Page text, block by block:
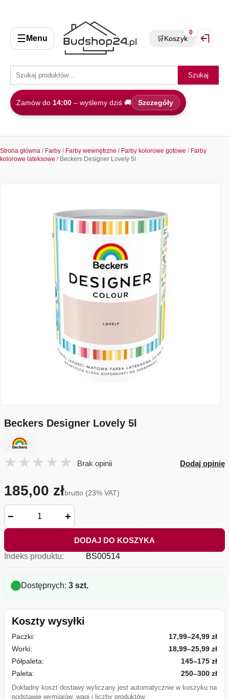
☰ Menu
Szukaj
Zamów do 14:00 – wyślemy dziś 🚚 Szczegóły
🛒Koszyk
0
Strona główna / Farby / Farby wewnętrzne / Farby kolorowe gotowe / Farby
kolorowe lateksowe / Beckers Designer Lovely 5l
Beckers Designer Lovely 5l
Brak opinii Dodaj opinię
185,00 złbrutto (23% VAT)
− +
DODAJ DO KOSZYKA
Indeks produktu:
BS00514
Dostępnych: 3 szt.
Koszty wysyłki
Paczki:
17,99–24,99 zł
Worki:
18,99–25,99 zł
Półpaleta:
145–175 zł
Paleta:
250–300 zł
Dokładny koszt dostawy wyliczany jest automatycznie w koszyku na
podstawie wymiarów, wagi i liczby produktów.